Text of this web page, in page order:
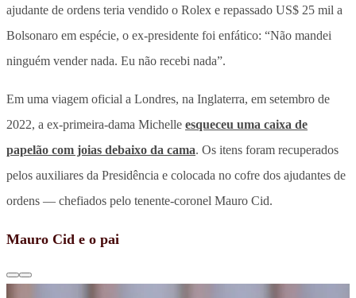
ajudante de ordens teria vendido o Rolex e repassado US$ 25 mil a
Bolsonaro em espécie, o ex-presidente foi enfático: “Não mandei
ninguém vender nada. Eu não recebi nada”.
Em uma viagem oficial a Londres, na Inglaterra, em setembro de
2022, a ex-primeira-dama Michelle esqueceu uma caixa de
papelão com joias debaixo da cama. Os itens foram recuperados
pelos auxiliares da Presidência e colocada no cofre dos ajudantes de
ordens — chefiados pelo tenente-coronel Mauro Cid.
Mauro Cid e o pai